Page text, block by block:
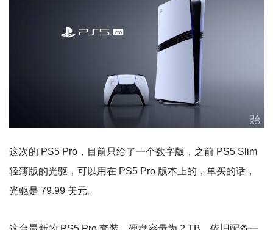
这次的 PS5 Pro，目前只给了一个数字版，之前 PS5 Slim
轻薄版的光驱，可以用在 PS5 Pro 版本上的，单买的话，
光驱是 79.99 美元。